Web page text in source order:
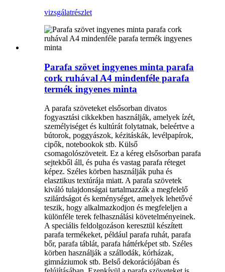
vizsgálatrészlet
Parafa szövet ingyenes minta parafa
cork ruhával A4 mindenféle parafa
termék ingyenes minta
A parafa szöveteket elsősorban divatos
fogyasztási cikkekben használják, amelyek ízét,
személyiséget és kultúrát folytatnak, beleértve a
bútorok, poggyászok, kézitáskák, levélpapírok,
cipők, notebookok stb. Külső
csomagolószöveteit. Ez a kéreg elsősorban parafa
sejtekből áll, és puha és vastag parafa réteget
képez. Széles körben használják puha és
elasztikus textúrája miatt. A parafa szövetek
kiváló tulajdonságai tartalmazzák a megfelelő
szilárdságot és keménységet, amelyek lehetővé
teszik, hogy alkalmazkodjon és megfeleljen a
különféle terek felhasználási követelményeinek.
A speciális feldolgozáson keresztül készített
parafa termékeket, például parafa ruhát, parafa
bőr, parafa táblát, parafa háttérképet stb. Széles
körben használják a szállodák, kórházak,
gimnáziumok stb. Belső dekorációjában és